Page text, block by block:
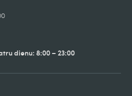
dienu: 8:00 – 23:00